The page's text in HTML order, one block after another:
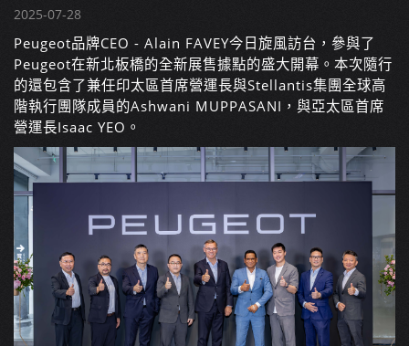
2025-07-28
Peugeot品牌CEO - Alain FAVEY今日旋風訪台，參與了
Peugeot在新北板橋的全新展售據點的盛大開幕。本次隨行
的還包含了兼任印太區首席營運長與Stellantis集團全球高
階執行團隊成員的Ashwani MUPPASANI，與亞太區首席
營運長Isaac YEO。